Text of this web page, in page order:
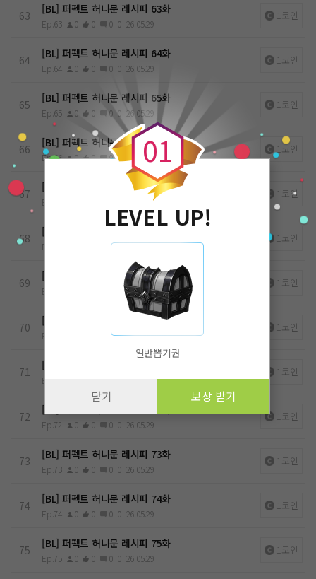
63 [BL] 퍼펙트 허니문 레시피 63화
Ep.63 0 0 0 0 26.05.29
1코인
64 [BL] 퍼펙트 허니문 레시피 64화
Ep.64 0 0 0 0 26.05.29
1코인
65 [BL] 퍼펙트 허니문 레시피 65화
Ep.65 0 0 0 0 26.05.29
1코인
66 [BL] 퍼펙트 허니문 레시피 66화
Ep.66 0 0 0 0 26.05.29
1코인
67 [BL] 퍼펙트 허니문 레시피 67화
Ep.67 26.05.29
1코인
68 [BL] 퍼펙트 허니문 레시피 68화
Ep.68 0 0 26.05.29
1코인
69 [BL] 퍼펙트 허니문 레시피 69화
Ep.69 26.05.29
1코인
70 [BL] 퍼펙트 허니문 레시피 70화
Ep.70 0 0 26.05.29
1코인
71 [BL] 퍼펙트 허니문 레시피 71화
Ep.71
1코인
72 [BL] 퍼펙트 허니문 레시피 72화
Ep.72 0 0 0 0 26.05.29
1코인
73 [BL] 퍼펙트 허니문 레시피 73화
Ep.73 0 0 0 0 26.05.29
1코인
74 [BL] 퍼펙트 허니문 레시피 74화
Ep.74 0 0 0 0 26.05.29
1코인
75 [BL] 퍼펙트 허니문 레시피 75화
Ep.75 0 0 0 0 26.05.29
1코인
0
0
1
LEVEL UP!
일반뽑기권
닫기 보상 받기